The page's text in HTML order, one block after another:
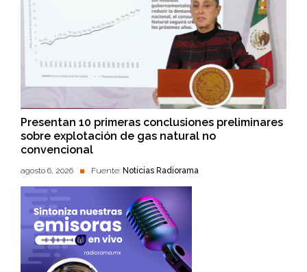
Presentan 10 primeras conclusiones preliminares
sobre explotación de gas natural no
convencional
agosto 6, 2026 Fuente: Noticias Radiorama